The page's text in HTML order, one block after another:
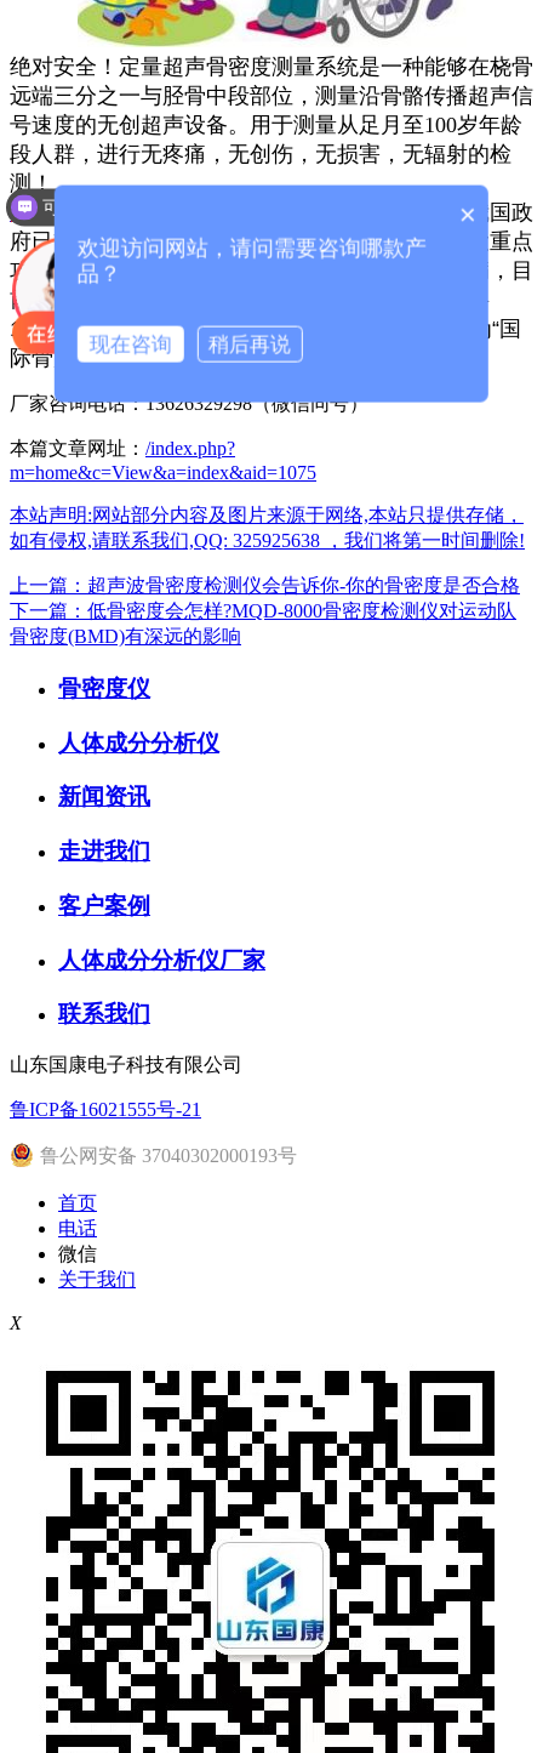
绝对安全！定量超声骨密度测量系统是一种能够在桡骨
远端三分之一与胫骨中段部位，测量沿骨骼传播超声信
号速度的无创超声设备。用于测量从足月至100岁年龄
段人群，进行无疼痛，无创伤，无损害，无辐射的检
测！
超声骨密度检测仪
是现代医学的一项先进技术，我国政
府已将骨质疏松与糖尿病、老年痴呆一起列为三大重点
攻克的老年性疾病。骨质疏松作为常见病、多发病，目
前已经成为全球性公共健康问题。因此，联合国将
1999年定为“国际老龄年”，并将每年10月20日定为“国
际骨质疏松日”。
厂家咨询电话：13626329298（微信同号）
本篇文章网址： /index.php?
m=home&c=View&a=index&aid=1075
本站声明:网站部分内容及图片来源于网络,本站只提供存储，
如有侵权,请联系我们,QQ: 325925638 ，我们将第一时间删除!
上一篇：超声波骨密度检测仪会告诉你-你的骨密度是否合格
下一篇：低骨密度会怎样?MQD-8000骨密度检测仪对运动队
骨密度(BMD)有深远的影响
骨密度仪
人体成分分析仪
新闻资讯
走进我们
客户案例
人体成分分析仪厂家
联系我们
山东国康电子科技有限公司
鲁ICP备16021555号-21
鲁公网安备 37040302000193号
首页
电话
微信
关于我们
X
×
欢迎访问网站，请问需要咨询哪款产
品？
现在咨询 稍后再说